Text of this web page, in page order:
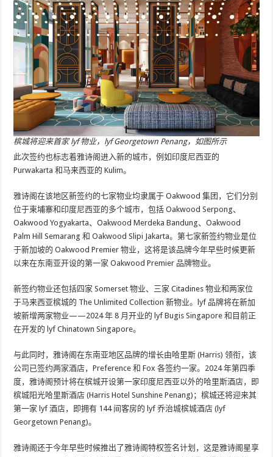
槟城将迎来首家 lyf 物业，lyf Georgetown Penang，如图所示
此次签约也标志着雅诗阁进入新的城市，例如印度尼西亚的
Purwakarta 和马来西亚的 Kulim。
雅诗阁在该地区新签约的七家物业均隶属于 Oakwood 集团，它们分别
位于柬埔寨和印度尼西亚的多个城市，包括 Oakwood Serpong、
Oakwood Yogyakarta、Oakwood Merdeka Bandung、Oakwood
Palm Hill Semarang 和 Oakwood Slipi Jakarta。第七家新签约物业是位
于新加坡的 Oakwood Premier 物业，这将是该品牌今年早些时候更新
以来在东南亚开设的第一家 Oakwood Premier 品牌物业。
新签约物业还包括四家 Somerset 物业、三家 Citadines 物业和两家位
于马来西亚槟城的 The Unlimited Collection 新物业。lyf 品牌将在新加
坡新增两家物业——2024 年 8 月开业的 lyf Bugis Singapore 和目前正
在开发的 lyf Chinatown Singapore。
与此同时，雅诗阁在东南亚地区品牌的增长由哈里斯 (Harris) 领衔，该
公司已签约两家酒店，Preference 和 Fox 各签约一家。2024 年第四季
度，雅诗阁预计将在槟城开设第一家印度尼西亚以外的哈里斯酒店，即
槟城阳光哈里斯酒店 (Harris Hotel Sunshine Penang)；槟城还将迎来其
第一家 lyf 酒店，即拥有 144 间客房的 lyf 乔治城槟城酒店 (lyf
Georgetown Penang)。
雅诗阁还于今年早些时候推出了雅诗阁特权签名计划，这是雅诗阁星享